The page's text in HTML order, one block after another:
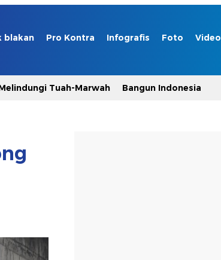
blakan Pro Kontra Infografis Foto Video
Tuah-Marwah Bangun Indonesia